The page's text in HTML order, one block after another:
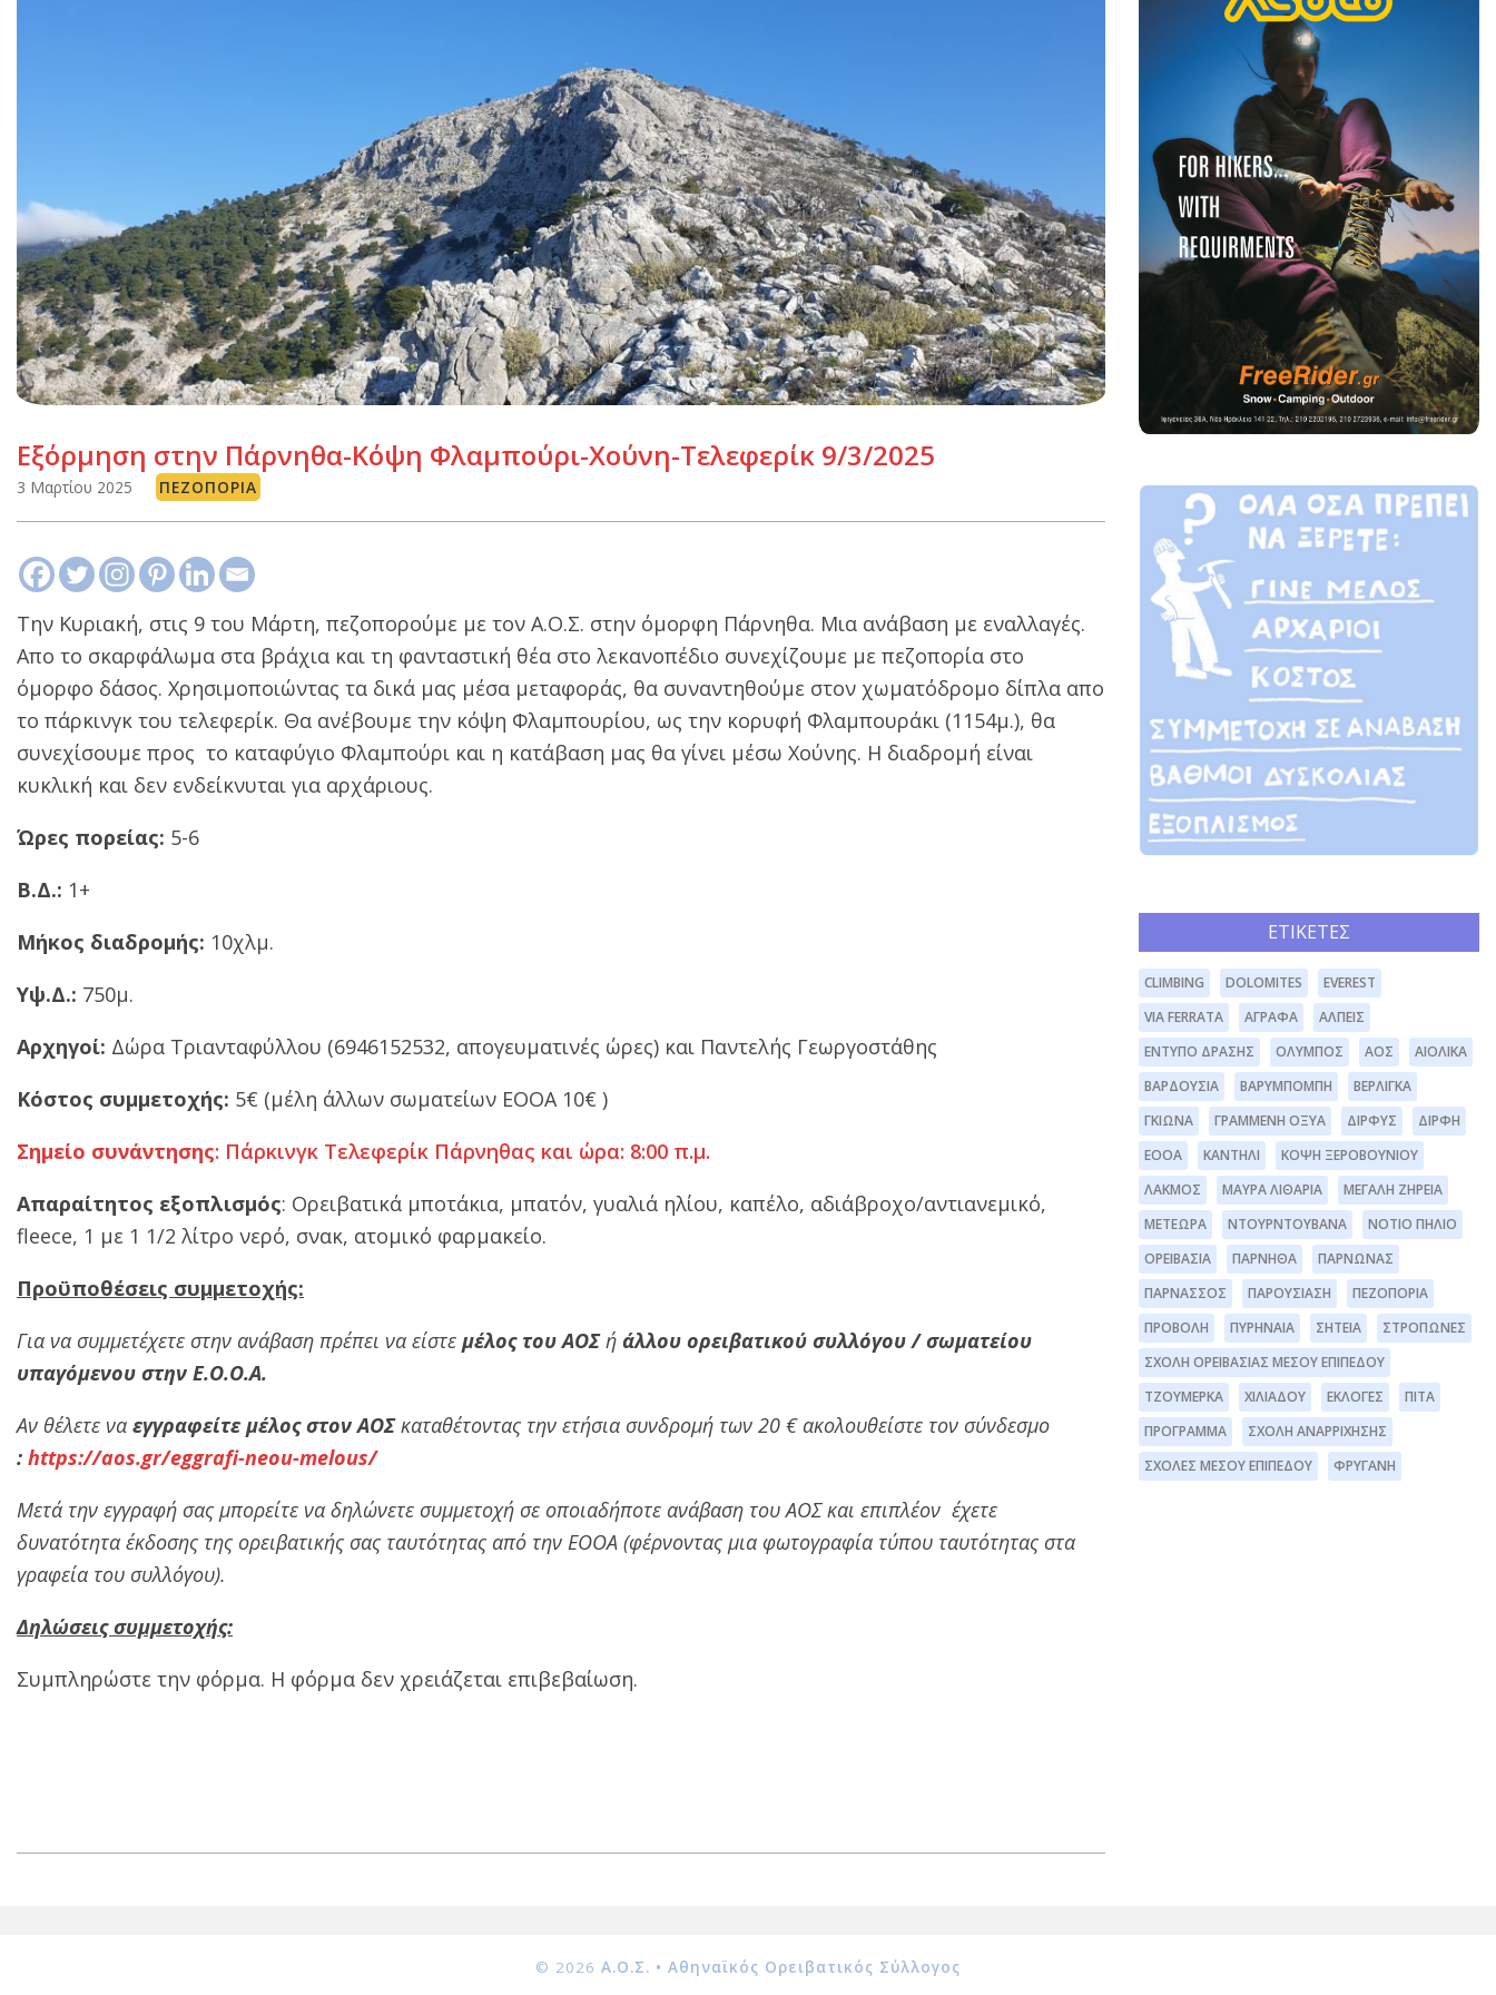
Εξόρμηση στην Πάρνηθα-Κόψη Φλαμπούρι-Χούνη-Τελεφερίκ 9/3/2025
3 Μαρτίου 2025 ΠΕΖΟΠΟΡΊΑ
Tην Κυριακή, στις 9 του Μάρτη, πεζοπορούμε με τον Α.Ο.Σ. στην όμορφη Πάρνηθα. Μια ανάβαση με εναλλαγές.
Απο το σκαρφάλωμα στα βράχια και τη φανταστική θέα στο λεκανοπέδιο συνεχίζουμε με πεζοπορία στο
όμορφο δάσος. Χρησιμοποιώντας τα δικά μας μέσα μεταφοράς, θα συναντηθούμε στον χωματόδρομο δίπλα απο
το πάρκινγκ του τελεφερίκ. Θα ανέβουμε την κόψη Φλαμπουρίου, ως την κορυφή Φλαμπουράκι (1154μ.), θα
συνεχίσουμε προς το καταφύγιο Φλαμπούρι και η κατάβαση μας θα γίνει μέσω Χούνης. Η διαδρομή είναι
κυκλική και δεν ενδείκνυται για αρχάριους.
Ώρες πορείας: 5-6
Β.Δ.: 1+
Μήκος διαδρομής: 10χλμ.
Υψ.Δ.: 750μ.
Αρχηγοί: Δώρα Τριανταφύλλου (6946152532, απογευματινές ώρες) και Παντελής Γεωργοστάθης
Κόστος συμμετοχής: 5€ (μέλη άλλων σωματείων ΕΟΟΑ 10€ )
Σημείο συνάντησης: Πάρκινγκ Τελεφερίκ Πάρνηθας και ώρα: 8:00 π.μ.
Απαραίτητος εξοπλισμός: Ορειβατικά μποτάκια, μπατόν, γυαλιά ηλίου, καπέλο, αδιάβροχο/αντιανεμικό,
fleece, 1 με 1 1/2 λίτρο νερό, σνακ, ατομικό φαρμακείο.
Προϋποθέσεις συμμετοχής:
Για να συμμετέχετε στην ανάβαση πρέπει να είστε μέλος του ΑΟΣή άλλου ορειβατικού συλλόγου / σωματείου
υπαγόμενου στην Ε.Ο.Ο.Α.
Αν θέλετε να εγγραφείτε μέλος στον ΑΟΣκαταθέτοντας την ετήσια συνδρομή των 20 € ακολουθείστε τον σύνδεσμο
: https://aos.gr/eggrafi-neou-melous/
Μετά την εγγραφή σας μπορείτε να δηλώνετε συμμετοχή σε οποιαδήποτε ανάβαση του ΑΟΣ και επιπλέον έχετε
δυνατότητα έκδοσης της ορειβατικής σας ταυτότητας από την ΕΟΟΑ (φέρνοντας μια φωτογραφία τύπου ταυτότητας στα
γραφεία του συλλόγου).
Δηλώσεις συμμετοχής:
Συμπληρώστε την φόρμα. Η φόρμα δεν χρειάζεται επιβεβαίωση.
ΕΤΙΚΈΤΕΣ
CLIMBING DOLOMITES
EVEREST
VIA FERRATA
ΆΓΡΑΦΑ
ΆΛΠΕΙΣ
ΈΝΤΥΠΟ ΔΡΆΣΗΣ
ΌΛΥΜΠΟΣ ΑΟΣ
ΑΙΟΛΙΚΆ
ΒΑΡΔΟΎΣΙΑ
ΒΑΡΥΜΠΌΜΠΗ
ΒΕΡΛΊΓΚΑ
ΓΚΙΏΝΑ
ΓΡΑΜΜΈΝΗ ΟΞΥΆ ΔΊΡΦΥΣ
ΔΙΡΦΗ
ΕΟΟΑ
ΚΑΝΤΉΛΙ
ΚΌΨΗ ΞΕΡΟΒΟΥΝΊΟΥ
ΛΆΚΜΟΣ
ΜΑΥΡΑ ΛΙΘΆΡΙΑ
ΜΕΓΆΛΗ ΖΉΡΕΙΑ
ΜΕΤΈΩΡΑ
ΝΤΟΥΡΝΤΟΥΒΆΝΑ
ΝΌΤΙΟ ΠΉΛΙΟ
ΟΡΕΙΒΑΣΊΑ
ΠΆΡΝΗΘΑ
ΠΆΡΝΩΝΑΣ
ΠΑΡΝΑΣΣΌΣ
ΠΑΡΟΥΣΊΑΣΗ
ΠΕΖΟΠΟΡΊΑ
ΠΡΟΒΟΛΉ
ΠΥΡΗΝΑΊΑ ΣΗΤΕΊΑ
ΣΤΡΌΠΩΝΕΣ
ΣΧΟΛΉ ΟΡΕΙΒΑΣΊΑΣ ΜΈΣΟΥ ΕΠΙΠΈΔΟΥ
ΤΖΟΥΜΈΡΚΑ
ΧΙΛΙΑΔΟΎ ΕΚΛΟΓΈΣ
ΠΊΤΑ
ΠΡΌΓΡΑΜΜΑ
ΣΧΟΛΉ ΑΝΑΡΡΊΧΗΣΗΣ
ΣΧΟΛΕΣ ΜΕΣΟΥ ΕΠΙΠΕΔΟΥ
ΦΡΥΓΑΝΗ
© 2026 Α.Ο.Σ. • Αθηναϊκός Ορειβατικός Σύλλογος